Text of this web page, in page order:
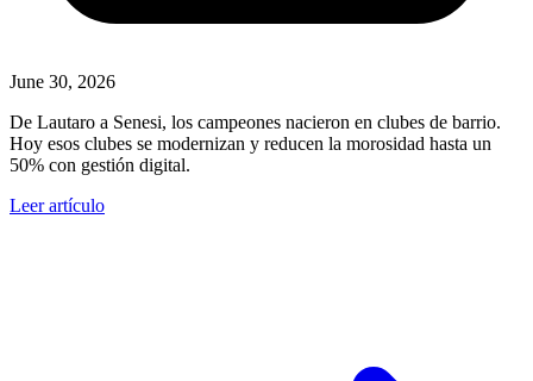
June 30, 2026
De Lautaro a Senesi, los campeones nacieron en clubes de barrio.
Hoy esos clubes se modernizan y reducen la morosidad hasta un
50% con gestión digital.
Leer artículo